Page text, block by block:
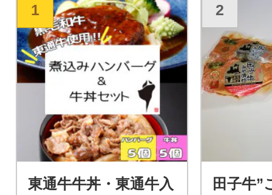
1
東通牛牛丼・東通牛入
2
田子牛”